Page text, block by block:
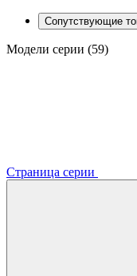
Сопутствующие
Модели серии (59)
Страница серии